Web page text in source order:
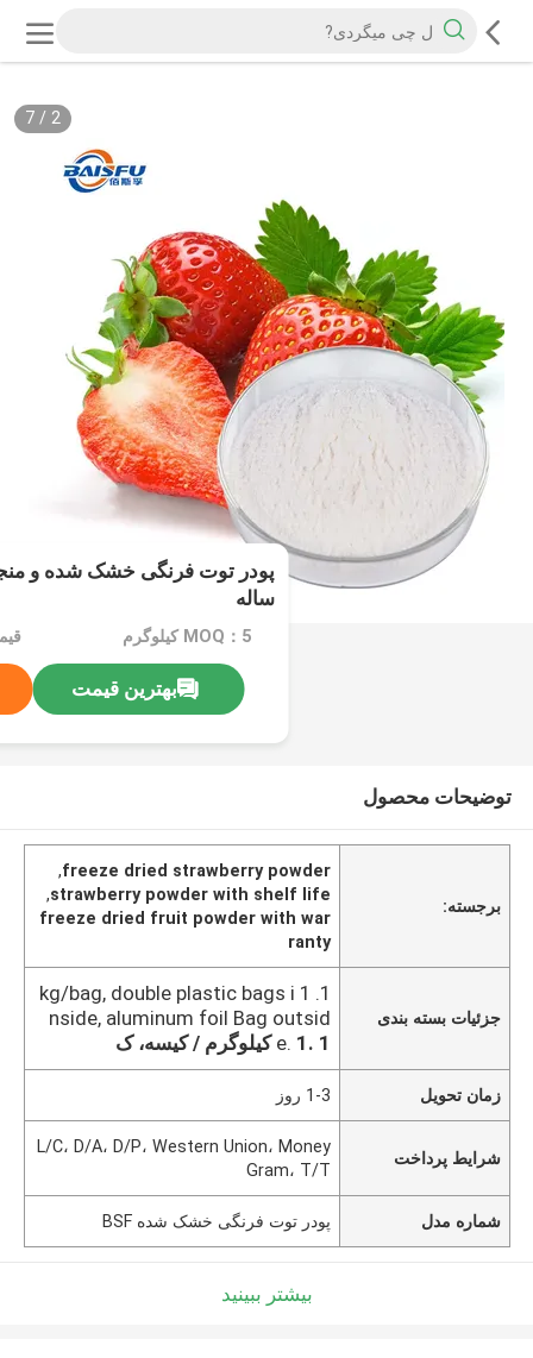
2
/
7
پودر توت فرنگی خشک شده و
ساله
MOQ：5 کیلوگرم
بهترین قیمت
توضیحات محصول
برجسته:
freeze dried strawberry powder
,
strawberry powder with shelf life
,
freeze dried fruit powder with war
ranty
جزئیات بسته بندی
1. 1 kg/bag, double plastic bags i
nside, aluminum foil Bag outsid
e. 1. 1 کیلوگرم / کیسه، ک
زمان تحویل 1-3 روز
شرایط پرداخت
L/C، D/A، D/P، Western Union، Money
Gram، T/T
شماره مدل پودر توت فرنگی خشک شده BSF
بیشتر ببینید